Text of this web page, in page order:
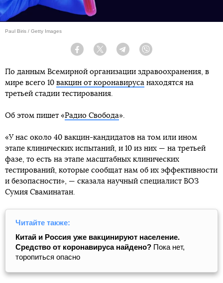
Paul Biris / Getty Images
Facebook Twitter Telegram
По данным Всемирной организации здравоохранения, в
мире всего 10 вакцин от коронавируса находятся на
третьей стадии тестирования.
Об этом пишет «Радио Свобода».
«У нас около 40 вакцин-кандидатов на том или ином
этапе клинических испытаний, и 10 из них — на третьей
фазе, то есть на этапе масштабных клинических
тестирований, которые сообщат нам об их эффективности
и безопасности», — сказала научный специалист ВОЗ
Сумия Сваминатан.
Читайте также:
Китай и Россия уже вакцинируют население.
Средство от коронавируса найдено? Пока нет,
торопиться опасно